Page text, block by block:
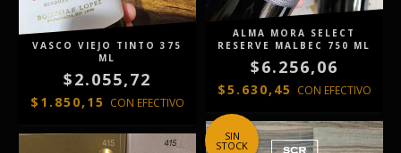
VASCO VIEJO TINTO 375
ML
$2.055,72
$1.850,15 CON EFECTIVO
ALMA MORA SELECT
RESERVE MALBEC 750 ML
$6.256,06
$5.630,45 CON EFECTIVO
SIN
STOCK